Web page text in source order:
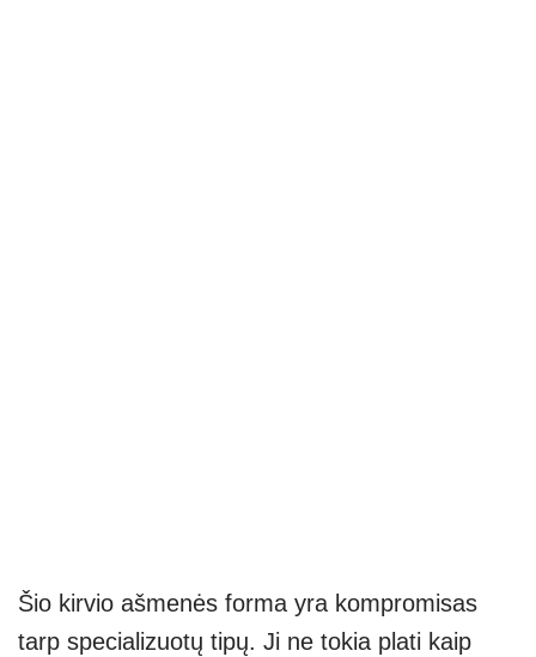
Šio kirvio ašmenės forma yra kompromisas
tarp specializuotų tipų. Ji ne tokia plati kaip